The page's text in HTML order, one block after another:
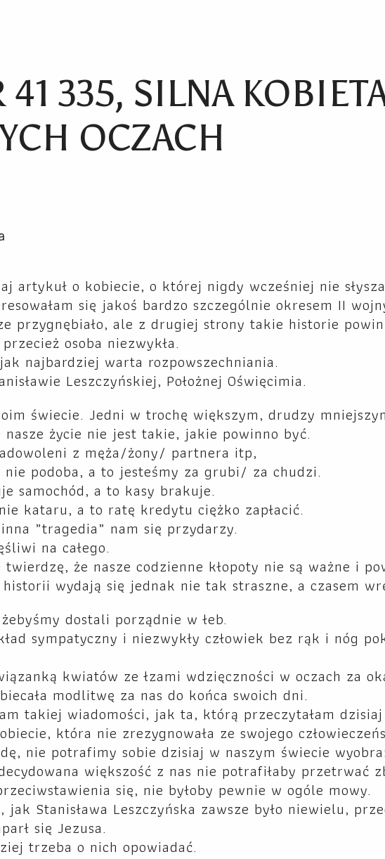
335, SILNA
OCZACH
artykuł o kobiecie, o której nigdy wcześniej nie
się jakoś bardzo szczególnie okresem II
przygnębiało, ale z drugiej strony takie historie
osoba niezwykła.
najbardziej warta rozpowszechniania.
Leszczyńskiej, Położnej Oświęcimia.
świecie. Jedni w trochę większym, drudzy
nasze życie nie jest takie, jakie powinno być.
z męża/żony/ partnera itp,
nie podoba, a to jesteśmy za grubi/ za chudzi.
samochód, a to kasy brakuje.
kataru, a to ratę kredytu ciężko zapłacić.
„tragedia” nam się przydarzy.
na całego.
że nasze codzienne kłopoty nie są ważne i
wydają się jednak nie tak straszne, a czasem
dostali porządnie w łeb.
sympatyczny i niezwykły człowiek bez rąk i nóg
kwiatów ze łzami wdzięczności w oczach za
modlitwę za nas do końca swoich dni.
takiej wiadomości, jak ta, którą przeczytałam
która nie zrezygnowała ze swojego
nie potrafimy sobie dzisiaj w naszym świecie
większość z nas nie potrafiłaby przetrwać
się, nie byłoby pewnie w ogóle mowy.
Stanisława Leszczyńska zawsze było niewielu,
się Jezusa.
trzeba o nich opowiadać.